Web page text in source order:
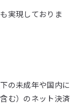
実現しておりま
の未成年や国内に
む）のネット決済